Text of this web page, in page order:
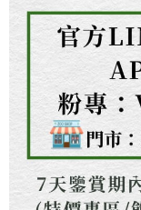
任。
４．使用「AFTEE先享
時審查核予不同之上限
請求用戶進行身份認證。
５．嚴禁一人註冊多個
恩沛科技股份有限公司